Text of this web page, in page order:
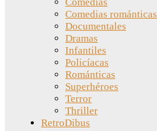
Comedias
Comedias románticas
Documentales
Dramas
Infantiles
Policíacas
Románticas
Superhéroes
Terror
Thriller
RetroDibus